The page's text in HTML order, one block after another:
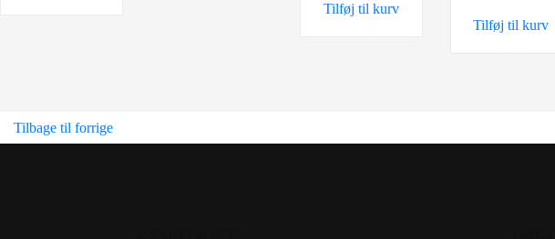
Tilføj til kurv
Tilføj til kurv
Tilbage til forrige